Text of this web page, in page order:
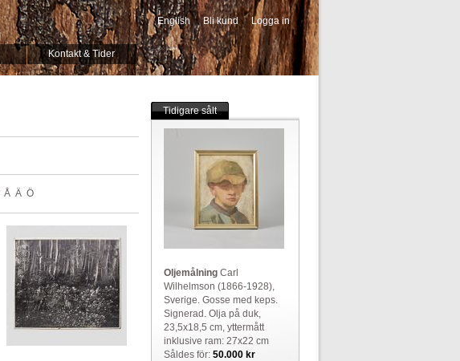
Kontakt & Tider
English Bli kund Logga in
-->
Å Ä Ö
Tidigare sålt
OljemålningCarl
Wilhelmson (1866-1928),
Sverige. Gosse med keps.
Signerad. Olja på duk,
23,5x18,5 cm, yttermått
inklusive ram: 27x22 cm
Såldes för: 50.000 kr